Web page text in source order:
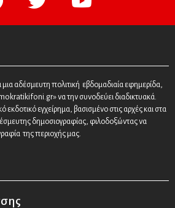
αδέσμευτη πολιτική εβδομαδιαία εφημερίδα,
να την συνοδεύει διαδικτυακά.
εγχείρημα, βασισμένο στις αρχές και στα
δημοσιογραφίας, φιλοδοξώντας να
της περιοχής μας.